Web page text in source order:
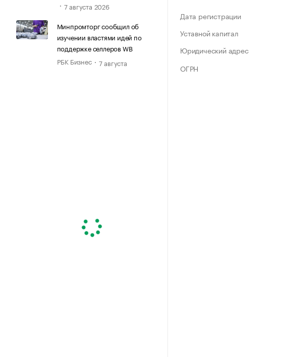
7 августа 2026
Минпромторг сообщил об
изучении властями идей по
поддержке селлеров WB
РБК Бизнес
7 августа
Дата регистрации
Уставной капитал
Юридический адрес
ОГРН